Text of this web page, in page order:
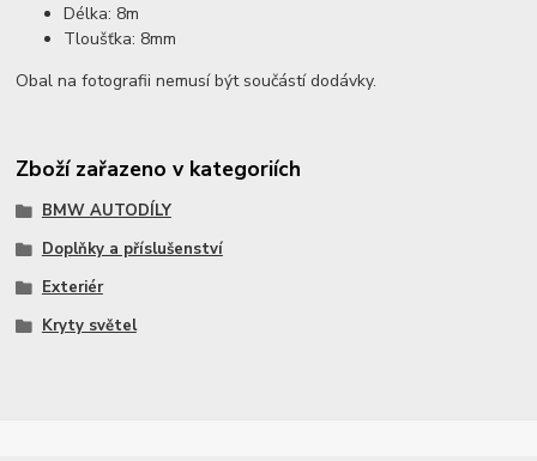
Délka: 8m
Tloušťka: 8mm
Obal na fotografii nemusí být součástí dodávky.
Zboží zařazeno v kategoriích
BMW AUTODÍLY
Doplňky a příslušenství
Exteriér
Kryty světel